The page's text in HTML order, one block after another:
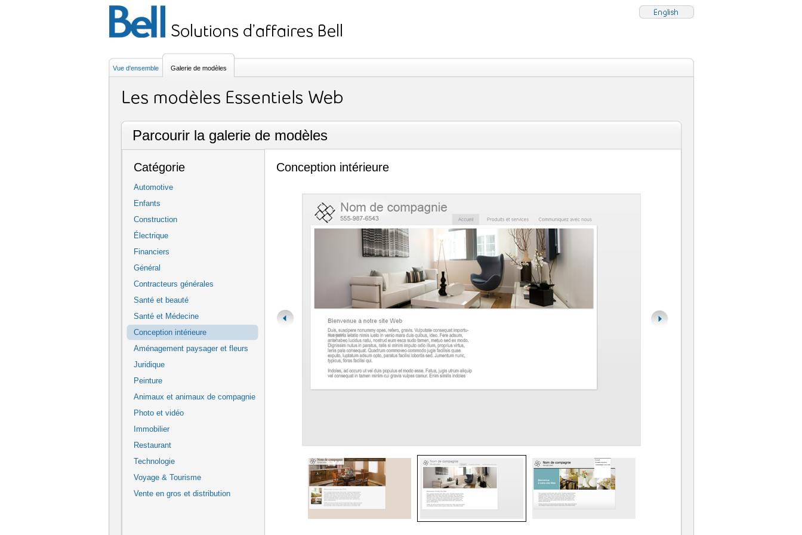
Vue d'ensemble Galerie de modèles
Parcourir la galerie de modèles
Catégorie
Automotive
Enfants
Construction
Électrique
Financiers
Général
Contracteurs générales
Santé et beauté
Santé et Médecine
Conception intérieure
Aménagement paysager et fleurs
Juridique
Peinture
Animaux et animaux de compagnie
Photo et vidéo
Immobilier
Restaurant
Technologie
Voyage & Tourisme
Vente en gros et distribution
Conception intérieure